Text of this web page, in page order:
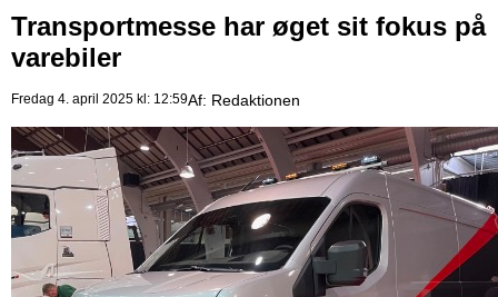
Transportmesse har øget sit fokus på
varebiler
Fredag 4. april 2025 kl: 12:59Af: Redaktionen